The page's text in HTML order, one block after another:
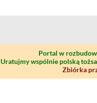
Portal w
Uratujmy wspólnie polską
Zbiórka